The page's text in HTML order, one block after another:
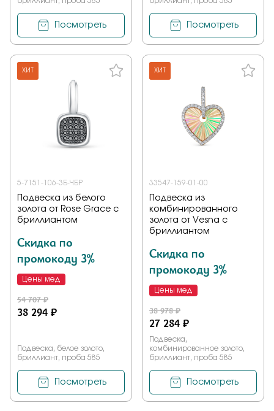
Посмотреть Посмотреть
ХИТ
5-7151-106-3Б-ЧБР
Подвеска из белого
золота от Rose Grace с
бриллиантом
Скидка по
промокоду 3%
Цены мед
54 707 ₽
38 294 ₽
Подвеска, белое золото,
бриллиант, проба 585
Посмотреть
ХИТ
33547-159-01-00
Подвеска из
комбинированного
золота от Vesna с
бриллиантом
Скидка по
промокоду 3%
Цены мед
38 978 ₽
27 284 ₽
Подвеска,
комбинированное золото,
бриллиант, проба 585
Посмотреть